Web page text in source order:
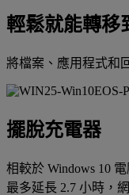
輕鬆就能轉移
將檔案、應用程式和
擺脫充電器
相較於 Windows 10
最多延長 2.7 小時，